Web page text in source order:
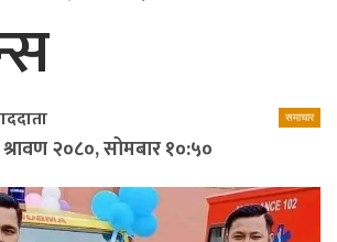
समाचार
२०८०, सोमबार १०:५०